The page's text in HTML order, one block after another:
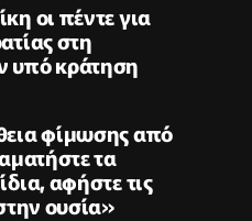
οι πέντε για
στη
υπό κράτηση
φίμωσης από
τα
αφήστε τις
ουσία»